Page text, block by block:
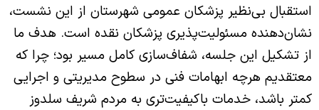
استقبال بی‌نظیر پزشکان عمومی شهرستان از این نشست،
نشان‌دهنده مسئولیت‌پذیری پزشکان نقده است. هدف ما
از تشکیل این جلسه، شفاف‌سازی کامل مسیر بود؛ چرا که
معتقدیم هرچه ابهامات فنی در سطوح مدیریتی و اجرایی
کمتر باشد، خدمات باکیفیت‌تری به مردم شریف سلدوز